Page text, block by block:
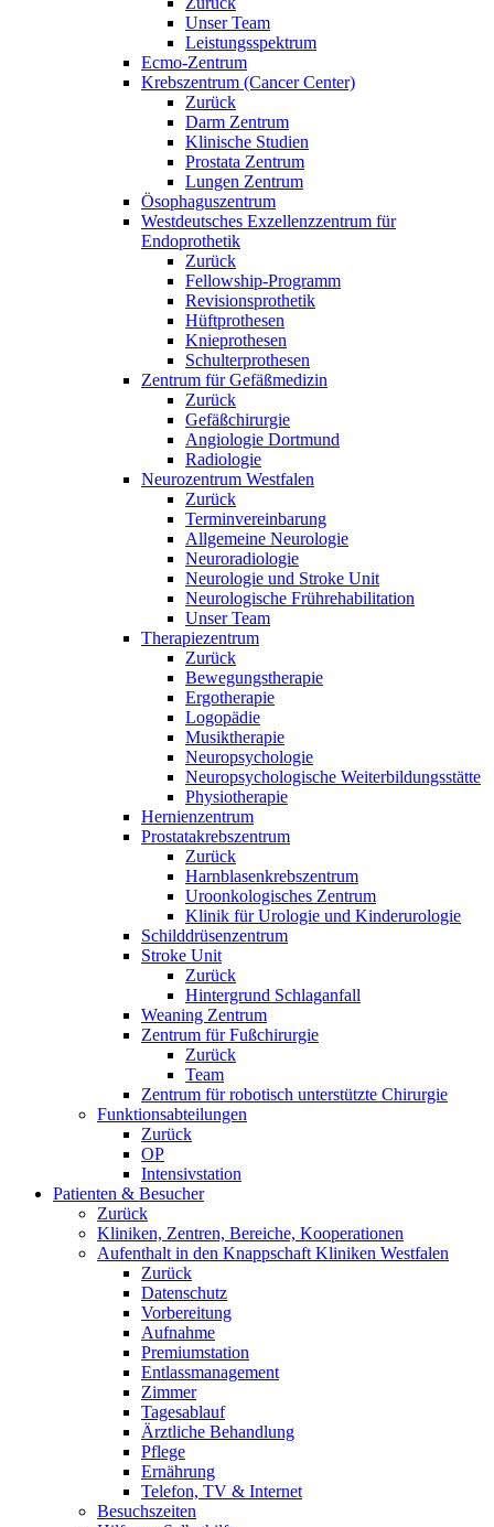
Unser Team
Leistungsspektrum
Ecmo-Zentrum
Krebszentrum (Cancer Center)
Zurück
Darm Zentrum
Klinische Studien
Prostata Zentrum
Lungen Zentrum
Ösophaguszentrum
Westdeutsches Exzellenzzentrum für
Endoprothetik
Zurück
Fellowship-Programm
Revisionsprothetik
Hüftprothesen
Knieprothesen
Schulterprothesen
Zentrum für Gefäßmedizin
Zurück
Gefäßchirurgie
Angiologie Dortmund
Radiologie
Neurozentrum Westfalen
Zurück
Terminvereinbarung
Allgemeine Neurologie
Neuroradiologie
Neurologie und Stroke Unit
Neurologische Frührehabilitation
Unser Team
Therapiezentrum
Zurück
Bewegungstherapie
Ergotherapie
Logopädie
Musiktherapie
Neuropsychologie
Neuropsychologische Weiterbildungsstätte
Physiotherapie
Hernienzentrum
Prostatakrebszentrum
Zurück
Harnblasenkrebszentrum
Uroonkologisches Zentrum
Klinik für Urologie und Kinderurologie
Schilddrüsenzentrum
Stroke Unit
Zurück
Hintergrund Schlaganfall
Weaning Zentrum
Zentrum für Fußchirurgie
Zurück
Team
Zentrum für robotisch unterstützte Chirurgie
Funktionsabteilungen
Zurück
OP
Intensivstation
Patienten & Besucher
Zurück
Kliniken, Zentren, Bereiche, Kooperationen
Aufenthalt in den Knappschaft Kliniken Westfalen
Zurück
Datenschutz
Vorbereitung
Aufnahme
Premiumstation
Entlassmanagement
Zimmer
Tagesablauf
Ärztliche Behandlung
Pflege
Ernährung
Telefon, TV & Internet
Besuchszeiten